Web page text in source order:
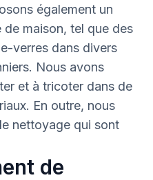
également un
maison, tel que des
verres dans divers
Nous avons
et à tricoter dans de
En outre, nous
nettoyage qui sont
de